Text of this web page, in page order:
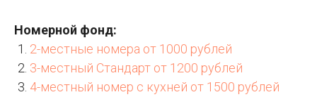
Номерной фонд:
2-местные номера от 1000 рублей
3-местный Стандарт от 1200 рублей
4-местный номер с кухней от 1500 рублей